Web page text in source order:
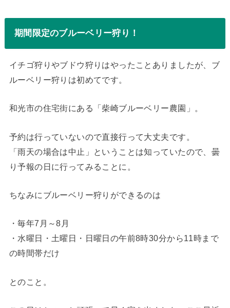
期間限定のブルーベリー狩り！
イチゴ狩りやブドウ狩りはやったことありましたが、ブ
ルーベリー狩りは初めてです。
和光市の住宅街にある「柴崎ブルーベリー農園」。
予約は行っていないので直接行って大丈夫です。
「雨天の場合は中止」ということは知っていたので、曇
り予報の日に行ってみることに。
ちなみにブルーベリー狩りができるのは
・毎年7月～8月
・水曜日・土曜日・日曜日の午前8時30分から11時まで
の時間帯だけ
とのこと。